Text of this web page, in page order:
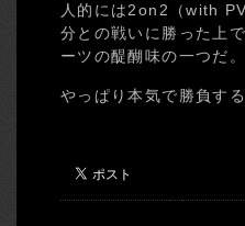
人的には2on2（with
分との戦いに勝った上
ーツの醍醐味の一つだ。
やっぱり本気で勝負す